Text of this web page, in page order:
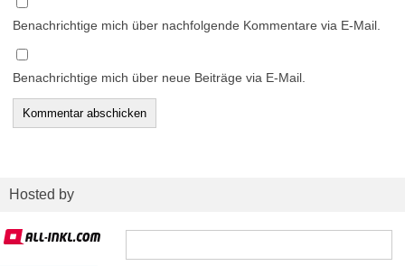
Benachrichtige mich über nachfolgende Kommentare via E-Mail.
Benachrichtige mich über neue Beiträge via E-Mail.
Hosted by
Suchen